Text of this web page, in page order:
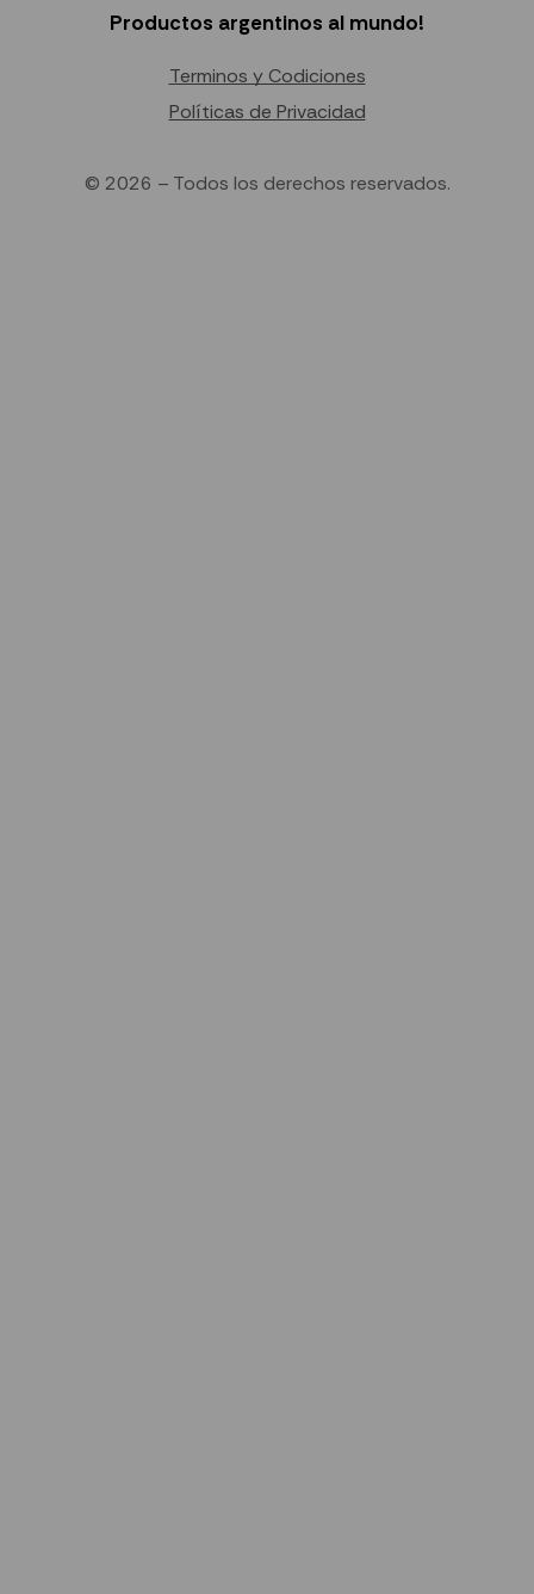
Productos argentinos al mundo!
Terminos y Codiciones
Políticas de Privacidad
© 2026 – Todos los derechos reservados.